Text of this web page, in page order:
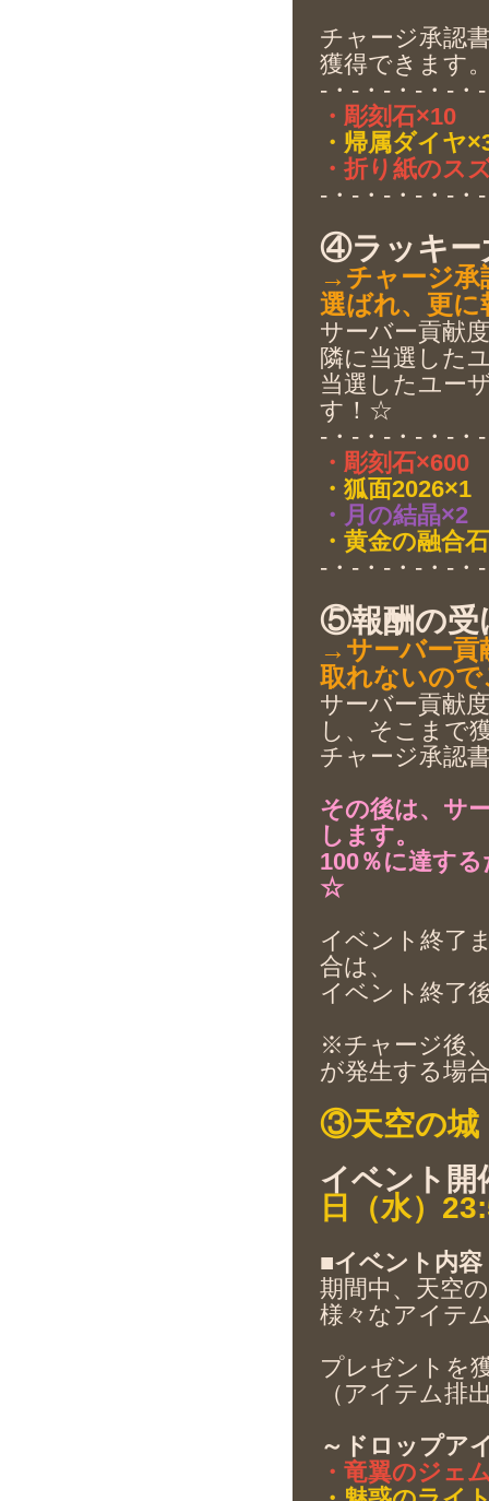
チャージ承認
獲得できます
-・-・-・-・-・-
・彫刻石×10
・帰属ダイヤ
・折り紙のス
-・-・-・-・-・-
④ラッキー
→チャージ承
選ばれ、更
サーバー貢献
隣に当選した
当選したユー
す！☆
-・-・-・-・-・-
・彫刻石×600
・狐面2026×1
・月の結晶×2
・黄金の融合
-・-・-・-・-・-
⑤報酬の受
→サーバー貢
取れないの
サーバー貢献
し、そこまで
チャージ承認
その後は、サ
します。
100％に達す
☆
イベント終了
合は、
イベント終了
※チャージ後
が発生する場
③天空の城
イベント開
日（水）
■イベント内容
期間中、天空
様々なアイテ
プレゼントを
（アイテム排
～ドロップア
・竜翼のジェ